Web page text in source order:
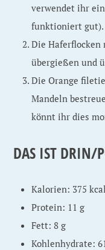
verwendet ihr
funktioniert gut).
Die Haferflocken
übergießen und
Die Orange
Mandeln
könnt ihr dies
DAS IST DRIN/
Kalorien: 375 kcal
Protein: 11 g
Fett: 8 g
Kohlenhydrate: